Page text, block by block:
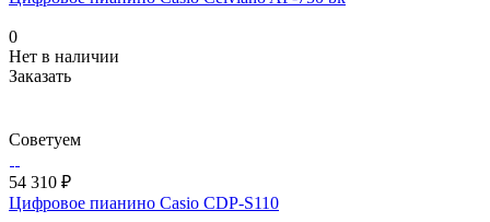
0
Нет в наличии
Заказать
Советуем
54 310 ₽
Цифровое пианино Casio CDP-S110